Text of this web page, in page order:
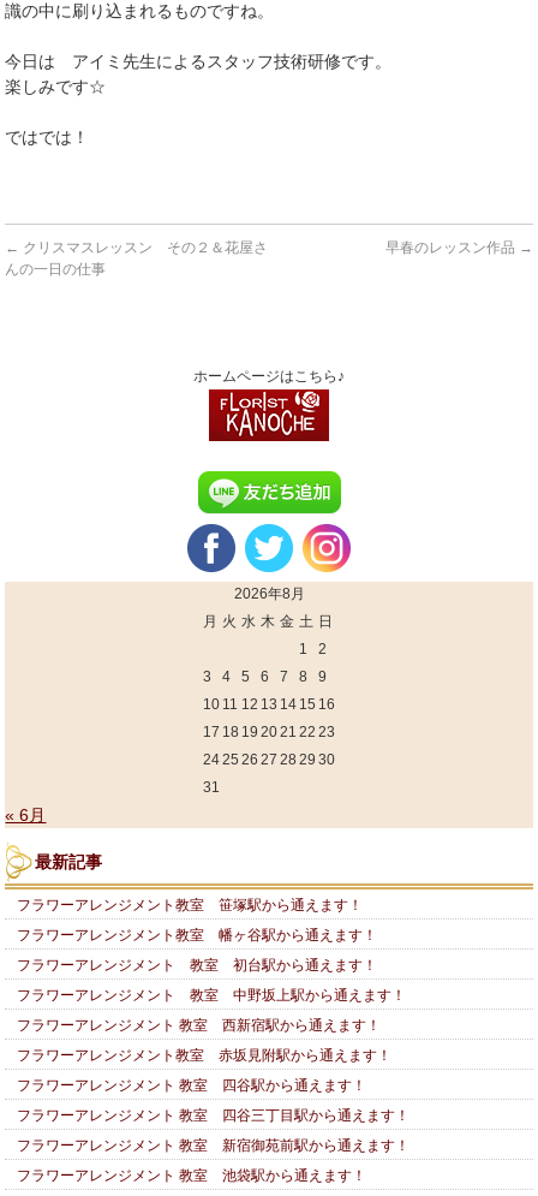
識の中に刷り込まれるものですね。
今日は アイミ先生によるスタッフ技術研修です。
楽しみです☆
ではでは！
← クリスマスレッスン その２＆花屋さ
んの一日の仕事
早春のレッスン作品 →
ホームページはこちら♪
2026年8月
月 火 水 木 金 土 日
1
2
3
4 5 6 7 8
9
10 11 12 13 14 15 16
17 18 19 2021 22 23
2425 26 27 28 29 30
31
« 6月
最新記事
フラワーアレンジメント教室 笹塚駅から通えます！
フラワーアレンジメント教室 幡ヶ谷駅から通えます！
フラワーアレンジメント 教室 初台駅から通えます！
フラワーアレンジメント 教室 中野坂上駅から通えます！
フラワーアレンジメント 教室 西新宿駅から通えます！
フラワーアレンジメント教室 赤坂見附駅から通えます！
フラワーアレンジメント 教室 四谷駅から通えます！
フラワーアレンジメント 教室 四谷三丁目駅から通えます！
フラワーアレンジメント 教室 新宿御苑前駅から通えます！
フラワーアレンジメント 教室 池袋駅から通えます！